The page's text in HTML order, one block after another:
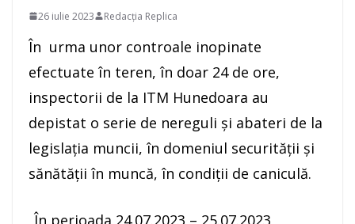
26 iulie 2023 Redacția Replica
În urma unor controale inopinate
efectuate în teren, în doar 24 de ore,
inspectorii de la ITM Hunedoara au
depistat o serie de nereguli și abateri de la
legislația muncii, în domeniul securității și
sănătății în muncă, în condiții de caniculă.
„În perioada 24.07.2023 – 25.07.2023,